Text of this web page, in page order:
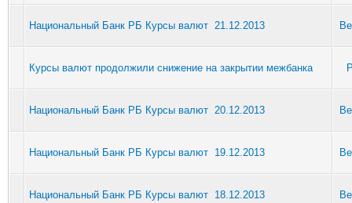
Национальный Банк РБ Курсы валют 21.12.2013
Курсы валют продолжили снижение на закрытии межбанка
Национальный Банк РБ Курсы валют 20.12.2013
Национальный Банк РБ Курсы валют 19.12.2013
Национальный Банк РБ Курсы валют 18.12.2013